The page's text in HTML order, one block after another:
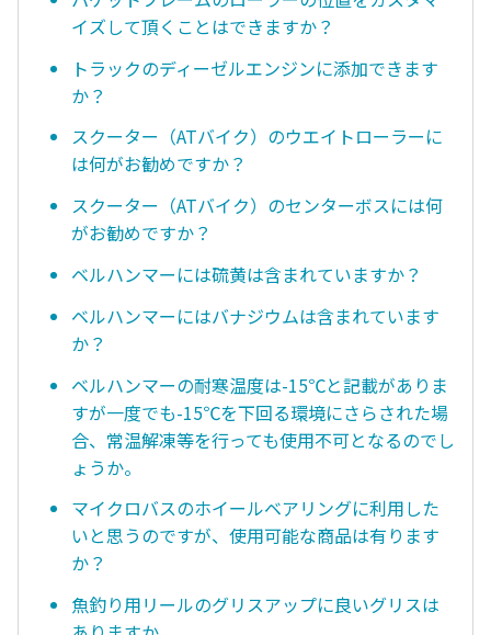
イズして頂くことはできますか？
トラックのディーゼルエンジンに添加できます
か？
スクーター（ATバイク）のウエイトローラーに
は何がお勧めですか？
スクーター（ATバイク）のセンターボスには何
がお勧めですか？
ベルハンマーには硫黄は含まれていますか？
ベルハンマーにはバナジウムは含まれています
か？
ベルハンマーの耐寒温度は-15℃と記載がありま
すが一度でも-15℃を下回る環境にさらされた場
合、常温解凍等を行っても使用不可となるのでし
ょうか。
マイクロバスのホイールベアリングに利用した
いと思うのですが、使用可能な商品は有ります
か？
魚釣り用リールのグリスアップに良いグリスは